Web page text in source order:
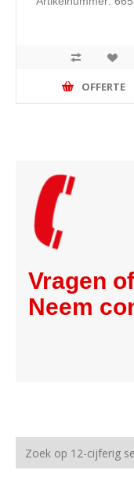
OFFERTE
Vragen
Neem